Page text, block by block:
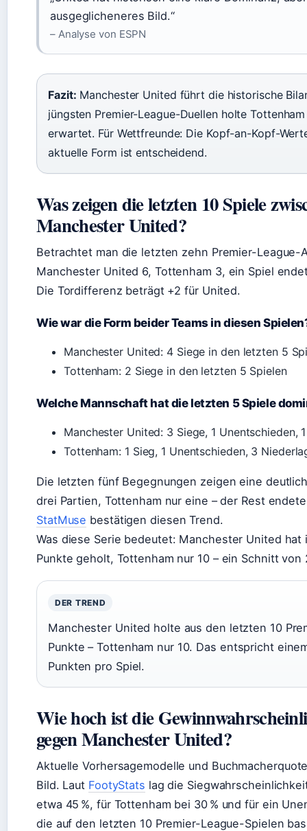
ausgeglicheneres Bild.“
– Analyse von ESPN
Fazit: Manchester United führt die historische
jüngsten Premier-League-Duellen holte
erwartet. Für Wettfreunde: Die Kopf-an-Kopf-
aktuelle Form ist entscheidend.
Was zeigen die letzten 10 Spiele
Manchester United?
Betrachtet man die letzten zehn Premier-
Manchester United 6, Tottenham 3, ein Spiel
Die Tordifferenz beträgt +2 für United.
Wie war die Form beider Teams in diesen
Manchester United: 4 Siege in den letzten 5
Tottenham: 2 Siege in den letzten 5 Spielen
Welche Mannschaft hat die letzten 5 Spiele
Manchester United: 3 Siege, 1 Unentschieden,
Tottenham: 1 Sieg, 1 Unentschieden, 3
Die letzten fünf Begegnungen zeigen eine
drei Partien, Tottenham nur eine – der Rest
StatMuse bestätigen diesen Trend.
Was diese Serie bedeutet: Manchester United
Punkte geholt, Tottenham nur 10 – ein Schnitt von
DER TREND
Manchester United holte aus den letzten 10
Punkte – Tottenham nur 10. Das entspricht
Punkten pro Spiel.
Wie hoch ist die
gegen Manchester United?
Aktuelle Vorhersagemodelle und
Bild. Laut FootyStats lag die
etwa 45 %, für Tottenham bei 30 % und für ein
die auf den letzten 10 Premier-League-Spielen